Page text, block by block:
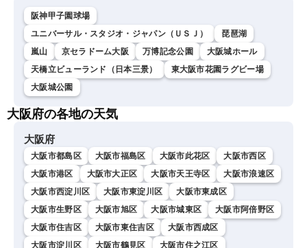
阪神甲子園球場
ユニバーサル・スタジオ・ジャパン（ＵＳＪ）
琵琶湖
嵐山
京セラドーム大阪 万博記念公園
大阪城ホール
天橋立ビューランド（日本三景）
東大阪市花園ラグビー場
大阪城公園
大阪府の各地の天気
大阪府
大阪市都島区 大阪市福島区 大阪市此花区
大阪市西区
大阪市港区
大阪市大正区 大阪市天王寺区
大阪市浪速区
大阪市西淀川区
大阪市東淀川区
大阪市東成区
大阪市生野区
大阪市旭区 大阪市城東区
大阪市阿倍野区
大阪市住吉区
大阪市東住吉区
大阪市西成区
大阪市淀川区
大阪市鶴見区 大阪市住之江区